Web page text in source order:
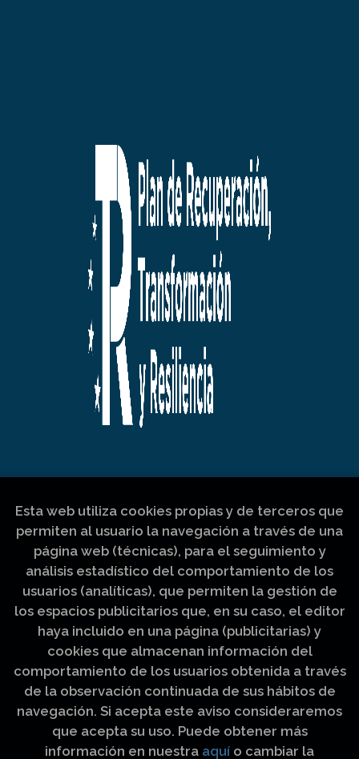
Esta web utiliza cookies propias y de terceros que
permiten al usuario la navegación a través de una
página web (técnicas), para el seguimiento y
análisis estadístico del comportamiento de los
usuarios (analíticas), que permiten la gestión de
los espacios publicitarios que, en su caso, el editor
haya incluido en una página (publicitarias) y
cookies que almacenan información del
comportamiento de los usuarios obtenida a través
de la observación continuada de sus hábitos de
navegación. Si acepta este aviso consideraremos
que acepta su uso. Puede obtener más
información en nuestra aquí o cambiar la